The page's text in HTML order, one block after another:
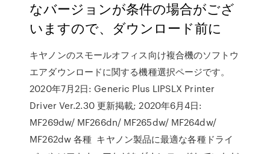
なバージョンが条件の場合がござ
いますので、ダウンロード前に
キヤノンのスモールオフィス向け複合機のソフトウ
エアダウンロードに関する機種選択ページです。
2020年7月2日: Generic Plus LIPSLX Printer
Driver Ver.2.30 更新掲載; 2020年6月4日:
MF269dw/ MF266dn/ MF265dw/ MF264dw/
MF262dw 各種 キヤノン製品に最適な各種ドライ